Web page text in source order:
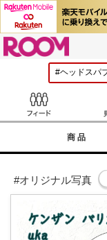
商品
#オリジナル写真